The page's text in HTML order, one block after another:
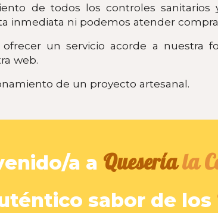
de todos los controles
inmediata ni podemos atender
un servicio acorde a nuestra
web.
de un proyecto artesanal.
a a Queseríala
sabor de los